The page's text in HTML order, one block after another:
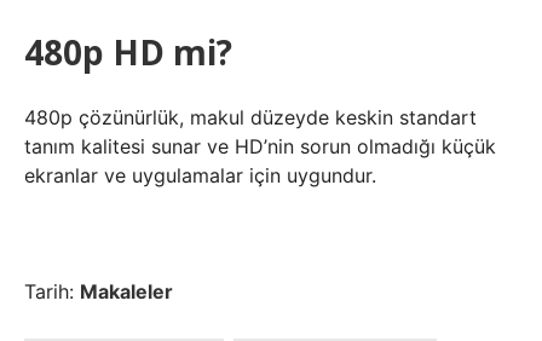
480p HD mi?
480p çözünürlük, makul düzeyde keskin standart
tanım kalitesi sunar ve HD’nin sorun olmadığı küçük
ekranlar ve uygulamalar için uygundur.
Tarih: Makaleler